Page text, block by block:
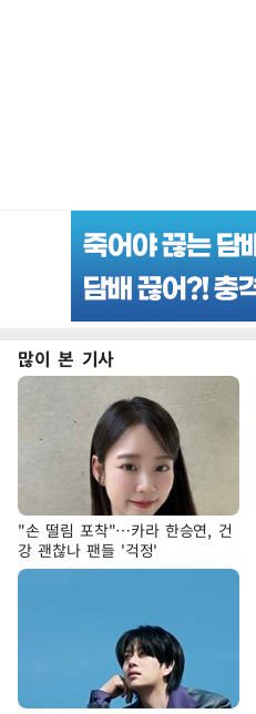
많이 본 기사
"손 떨림 포착"…카라 한승연, 건
강 괜찮나 팬들 '걱정'